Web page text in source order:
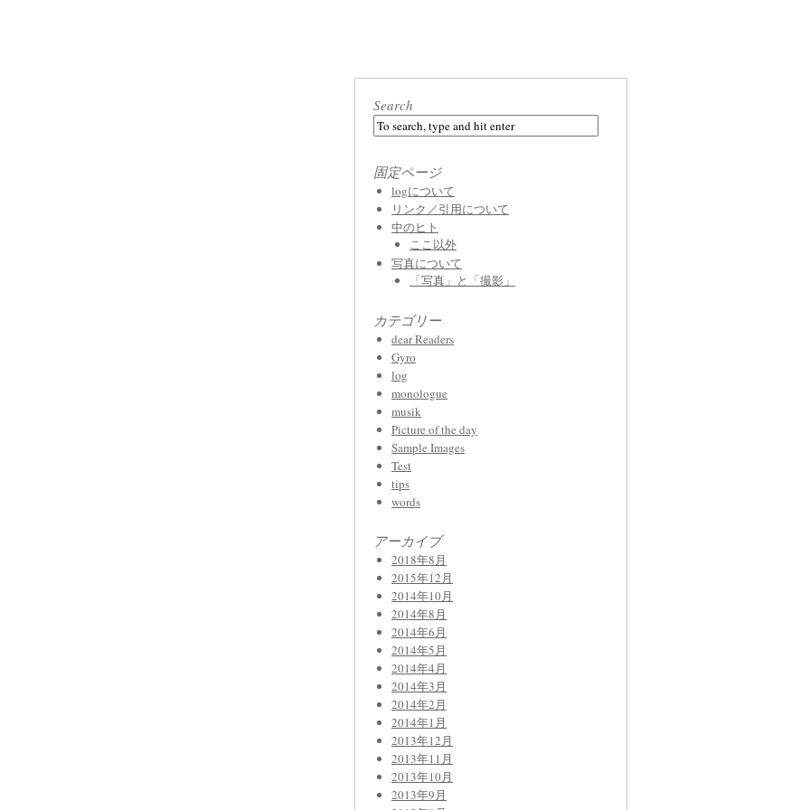
Search
固定ページ
logについて
リンク／引用について
中のヒト
ここ以外
写真について
「写真」と「撮影」
カテゴリー
dear Readers
Gyro
log
monologue
musik
Picture of the day
Sample Images
Test
tips
words
アーカイブ
2018年8月
2015年12月
2014年10月
2014年8月
2014年6月
2014年5月
2014年4月
2014年3月
2014年2月
2014年1月
2013年12月
2013年11月
2013年10月
2013年9月